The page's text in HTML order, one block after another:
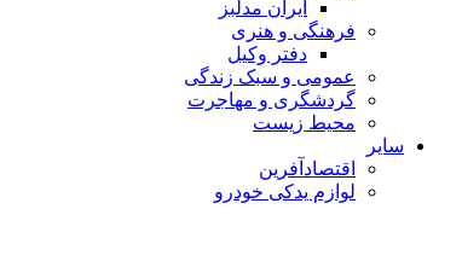
ایران مدلبز
فرهنگی و هنری
دفتر وکیل
عمومی و سبک زندگی
گردشگری و مهاجرت
محیط زیست
سایر
اقتصادآفرین
لوازم یدکی خودرو